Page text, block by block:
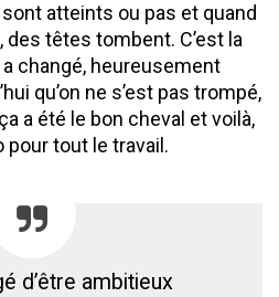
atteints ou pas et quand
têtes tombent. C’est la
changé, heureusement
qu’on ne s’est pas trompé,
a été le bon cheval et voilà,
pour tout le travail.
d’être ambitieux